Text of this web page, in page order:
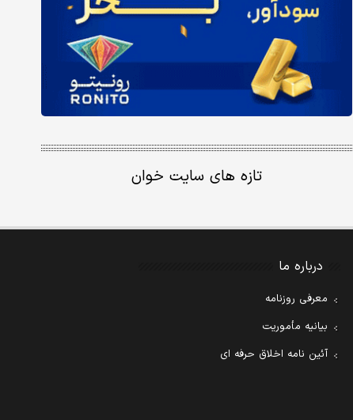
تازه های سایت خوان
درباره ما
معرفی روزنامه
بیانیه مأموریت
آئین نامه اخلاق حرفه ای